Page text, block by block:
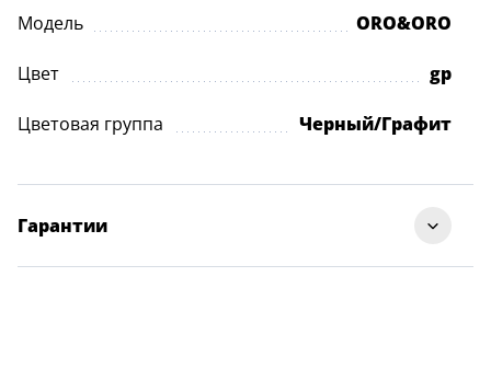
Модель ORO&ORO
Цвет gp
Цветовая группа Черный/Графит
Гарантии